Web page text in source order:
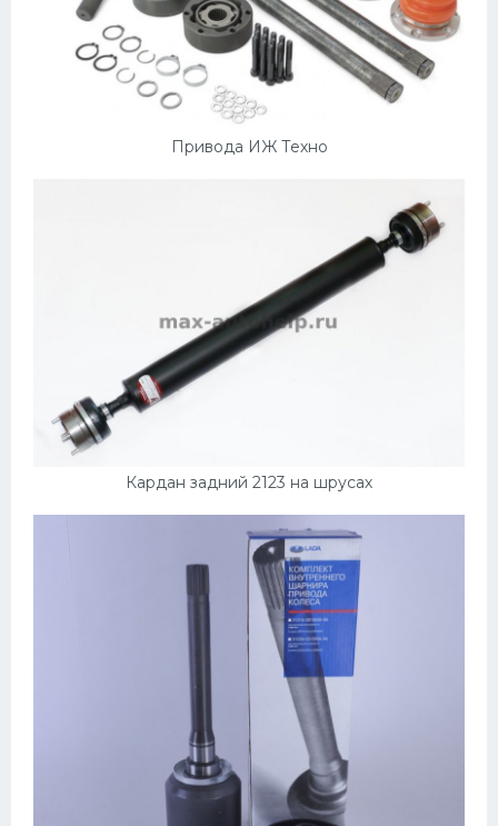
Привода ИЖ Техно
Кардан задний 2123 на шрусах